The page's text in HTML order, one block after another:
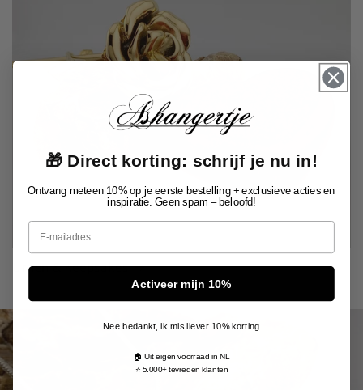
Urnen & Keepsakes
🎁 Direct korting: schrijf je nu in!
Ontvang meteen 10% op je eerste bestelling + exclusieve acties en
inspiratie. Geen spam – beloofd!
Email
Activeer mijn 10%
Nee bedankt, ik mis liever 10% korting
🏠 Uit eigen voorraad in NL
⭐ 5.000+ tevreden klanten